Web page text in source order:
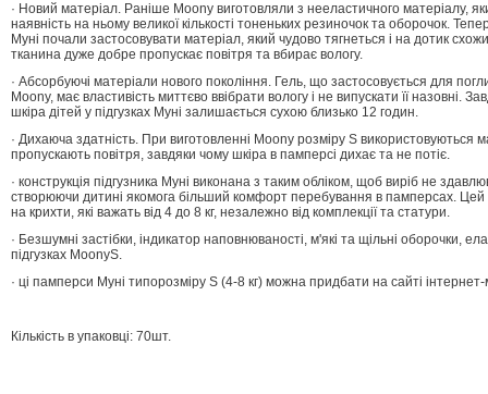
· Новий матеріал. Раніше Moony виготовляли з нееластичного матеріалу,
наявність на ньому великої кількості тоненьких резиночок та оборочок.
Муні почали застосовувати матеріал, який чудово тягнеться і на дотик
тканина дуже добре пропускає повітря та вбирає вологу.
· Абсорбуючі матеріали нового покоління. Гель, що застосовується для
Moony, має властивість миттєво ввібрати вологу і не випускати її назовні.
шкіра дітей у підгузках Муні залишається сухою близько 12 годин.
· Дихаюча здатність. При виготовленні Moony розміру S використовуються
пропускають повітря, завдяки чому шкіра в памперсі дихає та не потіє.
· конструкція підгузника Муні виконана з таким обліком, щоб виріб не
створюючи дитині якомога більший комфорт перебування в памперсах. Цей
на крихти, які важать від 4 до 8 кг, незалежно від комплекції та статури.
· Безшумні застібки, індикатор наповнюваності, м'які та щільні оборочки,
підгузках MoonyS.
· ці памперси Муні типорозміру S (4-8 кг) можна придбати на сайті
Кількість в упаковці: 70шт.